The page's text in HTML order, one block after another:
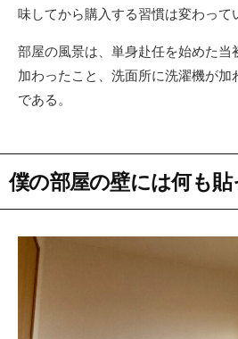
味してから購入する習慣は変わって
部屋の風景は、単身赴任を始めた当
加わったこと、洗面所に洗濯機が加
である。
僕の部屋の壁には何も